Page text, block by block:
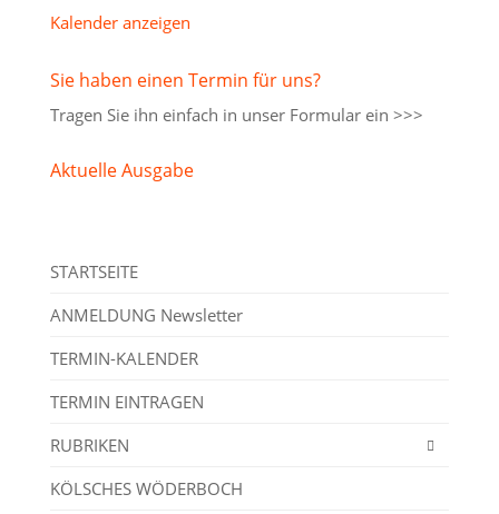
Kalender anzeigen
Sie haben einen Termin für uns?
Tragen Sie ihn einfach in unser Formular ein >>>
Aktuelle Ausgabe
STARTSEITE
ANMELDUNG Newsletter
TERMIN-KALENDER
TERMIN EINTRAGEN
RUBRIKEN
KÖLSCHES WÖDERBOCH